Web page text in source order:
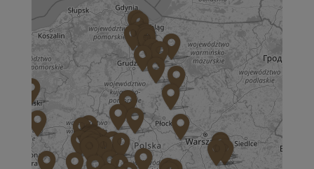
36 MINUT Bielany
ul. Aspekt 79
01-904 Warszawa
Zapisz mnie
36 MINUT Bochnia
ul. Kazimierza Brodzińskiego 68
32-700 Bochnia
Zapisz mnie